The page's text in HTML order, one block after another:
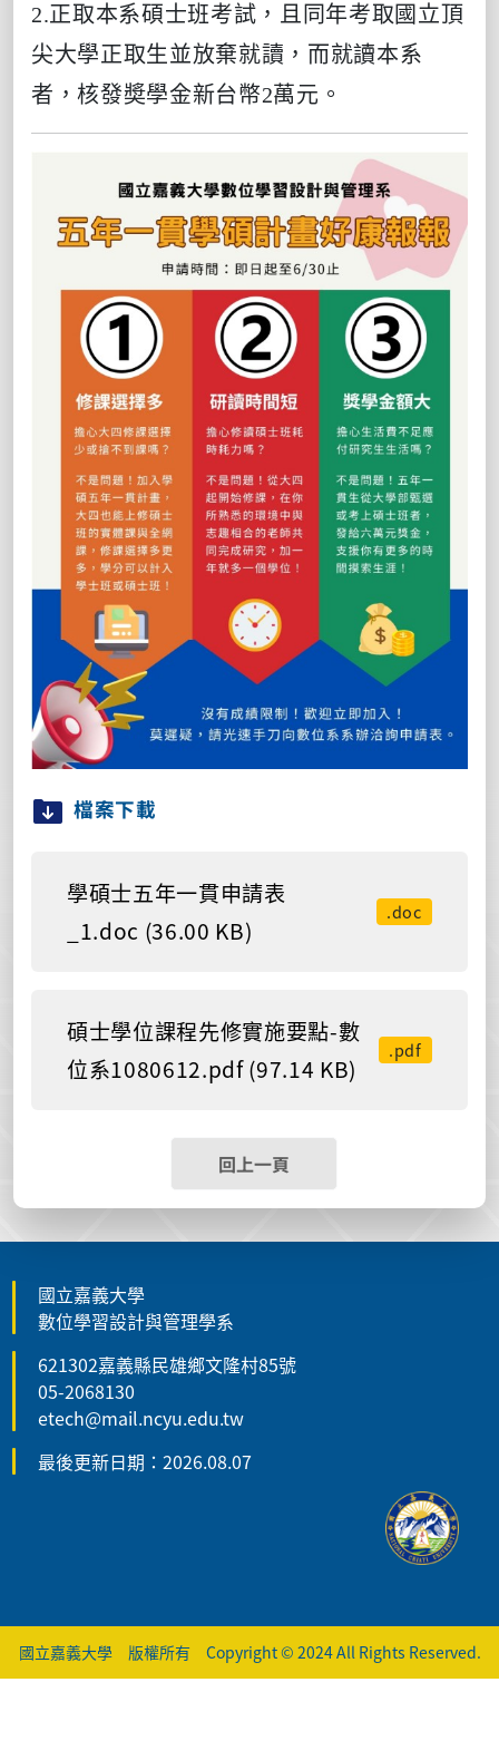
2.正取本系碩士班考試，且同年考取國立頂
尖大學正取生並放棄就讀，而就讀本系
者，核發奬學金新台幣2萬元。
檔案下載
學碩士五年一貫申請表
_1.doc (36.00 KB)
.doc
碩士學位課程先修實施要點-數
位系1080612.pdf (97.14 KB)
.pdf
回上一頁
國立嘉義大學
數位學習設計與管理學系
621302嘉義縣民雄鄉文隆村85號
05-2068130
etech@mail.ncyu.edu.tw
最後更新日期：2026.08.07
國立嘉義大學 版權所有 Copyright © 2024 All Rights Reserved.